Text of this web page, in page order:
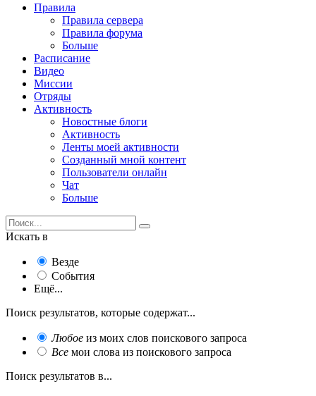
Правила
Правила сервера
Правила форума
Больше
Расписание
Видео
Миссии
Отряды
Активность
Новостные блоги
Активность
Ленты моей активности
Созданный мной контент
Пользователи онлайн
Чат
Больше
Искать в
Везде
События
Ещё...
Поиск результатов, которые содержат...
Любое из моих слов поискового запроса
Все мои слова из поискового запроса
Поиск результатов в...